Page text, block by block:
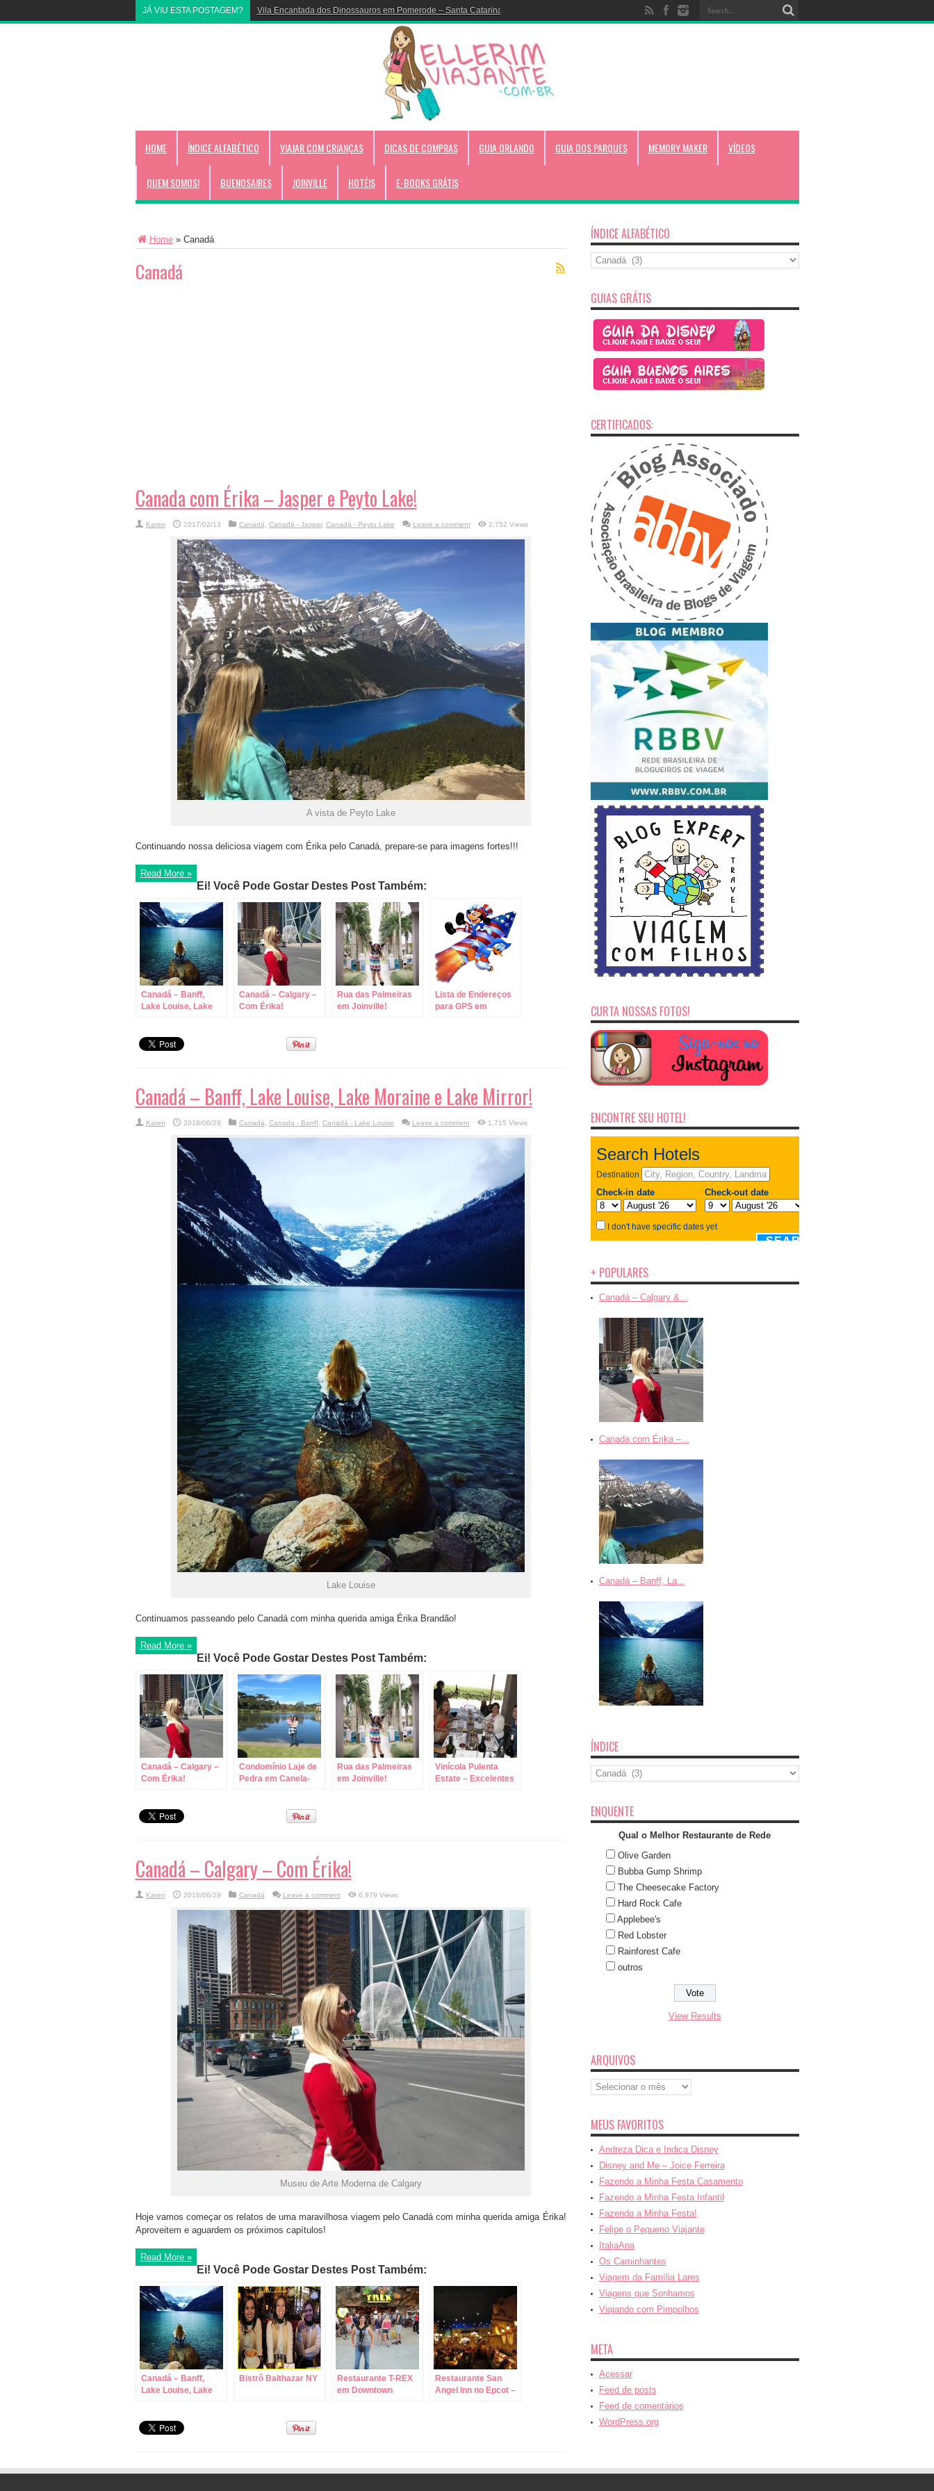
JÁ VIU ESTA POSTAGEM? Vila Encantada dos Dinossauros em Pomerode – Santa Catarina!
HOME ÍNDICE ALFABÉTICO VIAJAR COM CRIANÇAS DICAS DE COMPRAS GUIA ORLANDO GUIA DOS PARQUES MEMORY MAKER VÍDEOS
QUEM SOMOS! BUENOSAIRES JOINVILLE HOTÉIS E-BOOKS GRÁTIS
Home» Canadá
Canadá
Canada com Érika – Jasper e Peyto Lake!
Karen 2017/02/13 Canadá Canadá - Jasper, Canadá - Peyto Lake Leave a comment 2,752 Views
A vista de Peyto Lake
Continuando nossa deliciosa viagem com Érika pelo Canadá, prepare-se para imagens fortes!!!
Read More »
Ei! Você Pode Gostar Destes Post Também:
Canadá – Banff,
Lake Louise, Lake
Canadá – Calgary –
Com Érika!
Rua das Palmeiras
em Joinville!
Lista de Endereços
para GPS em
Canadá – Banff, Lake Louise, Lake Moraine e Lake Mirror!
Karen 2016/06/29 Canadá Canada - Banff, Canadá - Lake Louise Leave a comment 1,715 Views
Lake Louise
Continuamos passeando pelo Canadá com minha querida amiga Érika Brandão!
Read More »
Ei! Você Pode Gostar Destes Post Também:
Canadá – Calgary –
Com Érika!
Condomínio Laje de
Pedra em Canela-
Rua das Palmeiras
em Joinville!
Vinícola Pulenta
Estate – Excelentes
Canadá – Calgary – Com Érika!
Karen 2016/06/29 Canadá Leave a comment 6,979 Views
Museu de Arte Moderna de Calgary
Hoje vamos começar os relatos de uma maravilhosa viagem pelo Canadá com minha querida amiga Érika!
Aproveitem e aguardem os próximos capítulos!
Read More »
Ei! Você Pode Gostar Destes Post Também:
Canadá – Banff,
Lake Louise, Lake
Bistrô Balthazar NY
Restaurante T-REX
em Downtown
Restaurante San
Angel Inn no Epcot –
ÍNDICE ALFABÉTICO
Índice
Alfabético
GUIAS GRÁTIS
CERTIFICADOS:
CURTA NOSSAS FOTOS!
ENCONTRE SEU HOTEL!
+ POPULARES
Canadá – Calgary &...
Canada com Érika –...
Canadá – Banff, La...
ÍNDICE
Índice
ENQUENTE
Qual o Melhor Restaurante de Rede
Olive Garden
Bubba Gump Shrimp
The Cheesecake Factory
Hard Rock Cafe
Applebee's
Red Lobster
Rainforest Cafe
outros
View Results
ARQUIVOS
Arquivos
MEUS FAVORITOS
Andreza Dica e Indica Disney
Disney and Me – Joice Ferreira
Fazendo a Minha Festa Casamento
Fazendo a Minha Festa Infantil
Fazendo a Minha Festa!
Felipe o Pequeno Viajante
ItaliaAna
Os Caminhantes
Viagem da Família Lares
Viagens que Sonhamos
Viajando com Pimpolhos
META
Acessar
Feed de posts
Feed de comentários
WordPress.org